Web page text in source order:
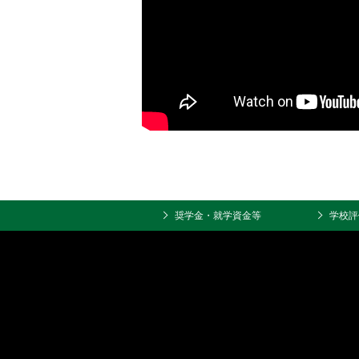
奨学金・就学資金等 学校